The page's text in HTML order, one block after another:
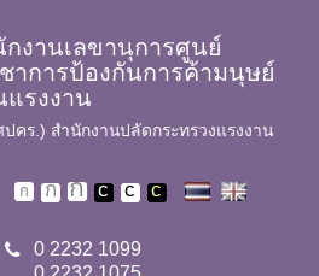
กงานเลขานุการศูนย์
าการป้องกันการค้ามนุษย์
แรงงาน
ปคร.) สำนักงานปลัดกระทรวงแรงงาน
0 2232 1099